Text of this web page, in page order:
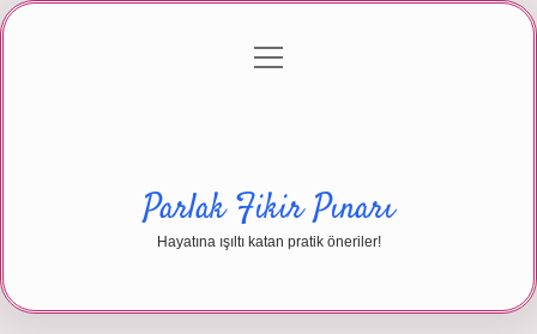
Gizlilik Politikası
menüyü
Parlak Fikir Pınarı
Hayatına ışıltı katan pratik öneriler!